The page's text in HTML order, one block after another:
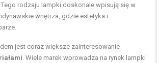
rodzaju lampki doskonale wpisują się w
wnętrza, gdzie estetyka i
jest coraz większe zainteresowanie
. Wiele marek wprowadza na rynek lampki